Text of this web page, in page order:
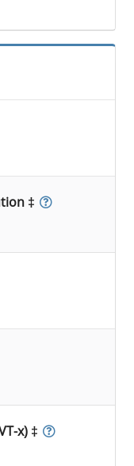
‡
x) ‡